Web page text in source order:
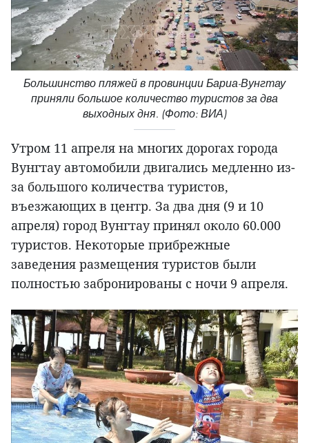
Большинство пляжей в провинции Бариа-Вунгтау
приняли большое количество туристов за два
выходных дня. (Фото: ВИА)
Утром 11 апреля на многих дорогах города
Вунгтау автомобили двигались медленно из-
за большого количества туристов,
въезжающих в центр. За два дня (9 и 10
апреля) город Вунгтау принял около 60.000
туристов. Некоторые прибрежные
заведения размещения туристов были
полностью забронированы с ночи 9 апреля.